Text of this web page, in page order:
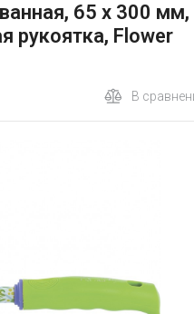
65 х 300 мм,
рукоятка, Flower
В